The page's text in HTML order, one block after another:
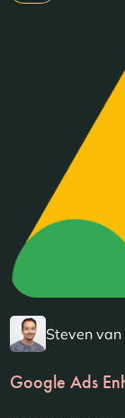
Steven van
Google Ads